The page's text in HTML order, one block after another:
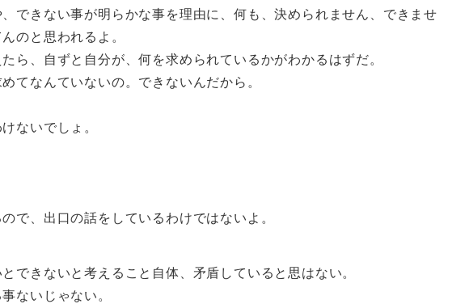
できない事が明らかな事を理由に、何も、決められません、できませ
のと思われるよ。
ら、自ずと自分が、何を求められているかがわかるはずだ。
てなんていないの。できないんだから。
ないでしょ。
で、出口の話をしているわけではないよ。
できないと考えること自体、矛盾していると思はない。
ないじゃない。